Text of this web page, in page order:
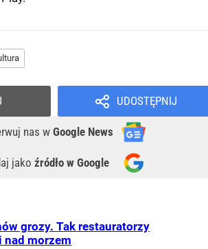
UDOSTĘPNIJ
nas w Google News
jako źródło w Google
grozy. Tak restauratorzy
nad morzem